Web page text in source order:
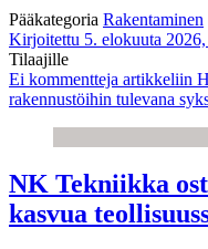
Pääkategoria Rakentaminen
Kirjoitettu 5. elokuuta
Tilaajille
Ei kommentteja artikkeliin
rakennustöihin tulevana
NK Tekniikka
kasvua